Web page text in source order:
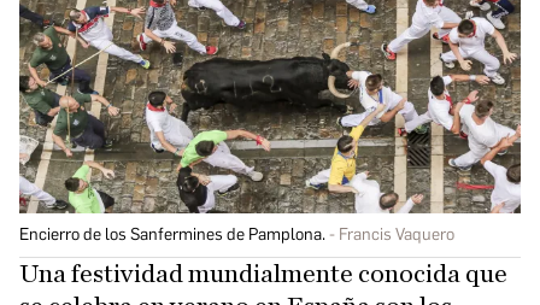
Encierro de los Sanfermines de Pamplona. Francis Vaquero
Una festividad mundialmente conocida que